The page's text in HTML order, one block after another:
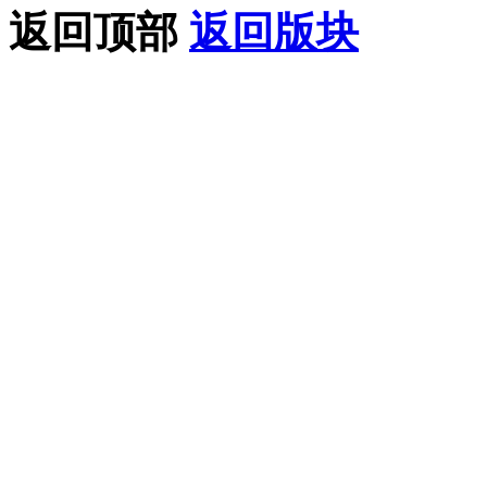
返回顶部 返回版块